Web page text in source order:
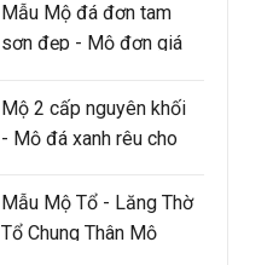
Mẫu Mộ đá đơn tam
sơn đẹp - Mộ đơn giá
Mộ 2 cấp nguyên khối
- Mộ đá xanh rêu cho
đình
Mẫu Mộ Tổ - Lăng Thờ
Tổ Chung Thân Mộ